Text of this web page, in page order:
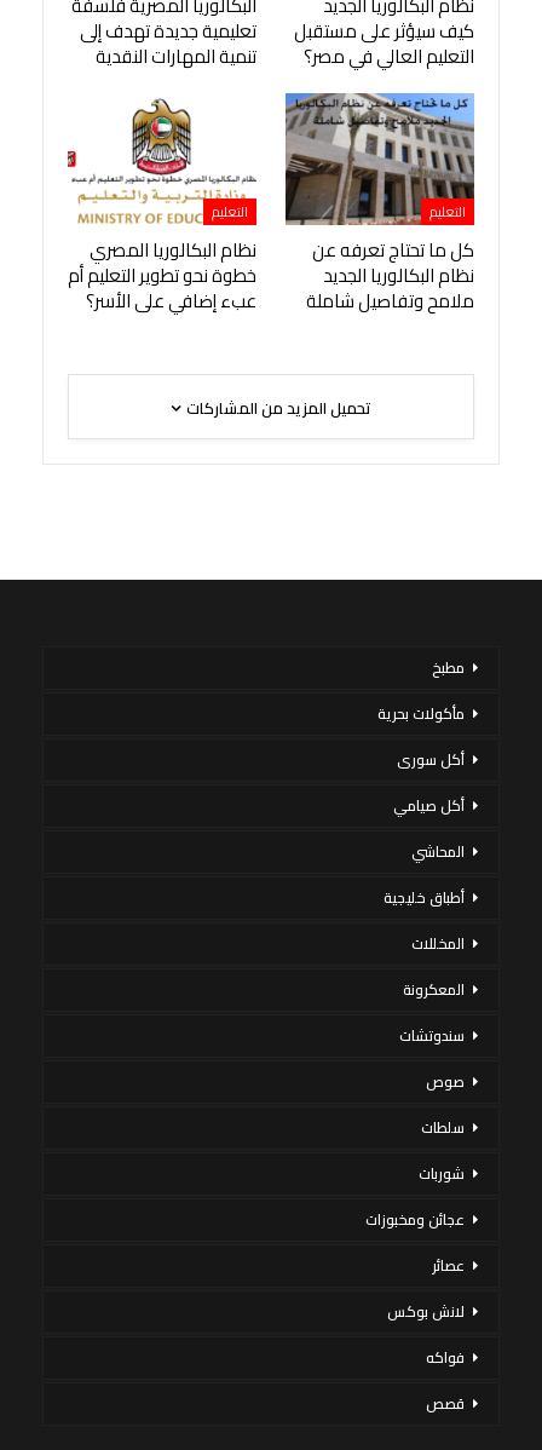
كيف سيؤثر على مستقبل
التعليم العالي في مصر؟
تعليمية جديدة تهدف إلى
تنمية المهارات النقدية
التعليم
كل ما تحتاج تعرفه عن
نظام البكالوريا الجديد
ملامح وتفاصيل شاملة
التعليم
نظام البكالوريا المصري
خطوة نحو تطوير التعليم أم
عبء إضافي على الأسر؟
تحميل المزيد من المشاركات
مطبخ
مأكولات بحرية
أكل سورى
أكل صيامي
المحاشي
أطباق خليجية
المخللات
المعكرونة
سندوتشات
صوص
سلطات
شوربات
عجائن ومخبوزات
عصائر
لانش بوكس
فواكه
قصص